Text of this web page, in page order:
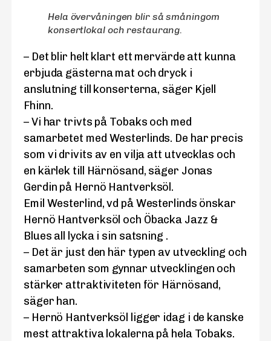
Hela övervåningen blir så småningom
konsertlokal och restaurang.
– Det blir helt klart ett mervärde att kunna
erbjuda gästerna mat och dryck i
anslutning till konserterna, säger Kjell
Fhinn.
– Vi har trivts på Tobaks och med
samarbetet med Westerlinds. De har precis
som vi drivits av en vilja att utvecklas och
en kärlek till Härnösand, säger Jonas
Gerdin på Hernö Hantverksöl.
Emil Westerlind, vd på Westerlinds önskar
Hernö Hantverksöl och Öbacka Jazz &
Blues all lycka i sin satsning .
– Det är just den här typen av utveckling och
samarbeten som gynnar utvecklingen och
stärker attraktiviteten för Härnösand,
säger han.
– Hernö Hantverksöl ligger idag i de kanske
mest attraktiva lokalerna på hela Tobaks.